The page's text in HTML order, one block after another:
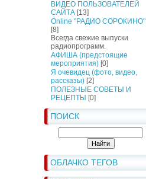
ВИДЕО ПОЛЬЗОВАТЕЛЕЙ
САЙТА [13]
Online "РАДИО СОРОКИНО"
[8]
Всегда свежие выпуски
радиопрограмм.
АФИША (предстоящие
мероприятия) [0]
Я очевидец (фото, видео,
рассказы) [2]
ПОЛЕЗНЫЕ СОВЕТЫ И
РЕЦЕПТЫ [0]
ПОИСК
ОБЛАЧКО ТЕГОВ